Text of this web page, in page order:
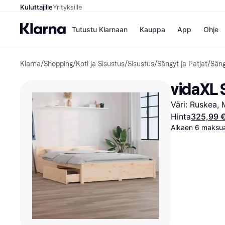
KuluttajilleYrityksille
Tutustu Klarnaan Kauppa
Kaupat
Gigantti
H&M
Peten
Wolt
App Ohje
Klarna/Shopping/Koti ja Sisustus/Sisustus/Sängyt ja Patjat/
vidaXL
Väri: Ruskea,
Hinta325,99 €
Alkaen 6